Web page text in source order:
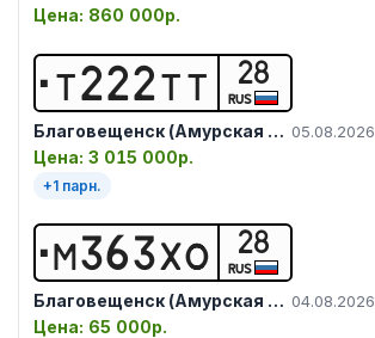
Т222ТТ 28
RUS
Благовещенск (Амурская обл.) 05.08.2026
Цена: 3 015 000р.
+1 парн.
М363ХО 28
RUS
Благовещенск (Амурская обл.) 04.08.2026
Цена: 65 000р.
Цена: 860 000р.